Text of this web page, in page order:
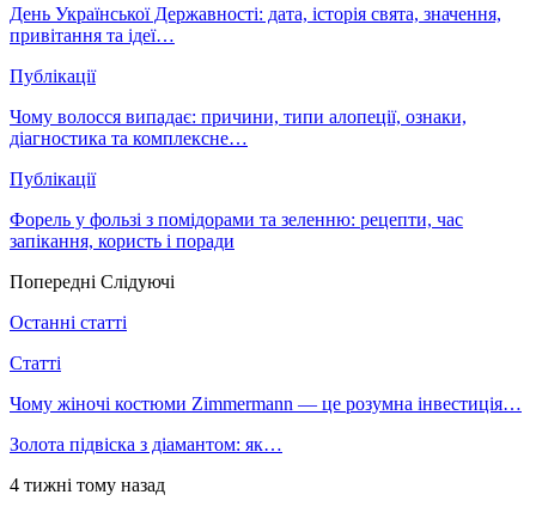
День Української Державності: дата, історія свята, значення,
привітання та ідеї…
Публікації
Чому волосся випадає: причини, типи алопеції, ознаки,
діагностика та комплексне…
Публікації
Форель у фользі з помідорами та зеленню: рецепти, час
запікання, користь і поради
Попередні Слідуючі
Останні статті
Статті
Чому жіночі костюми Zimmermann — це розумна інвестиція…
Золота підвіска з діамантом: як…
4 тижні тому назад